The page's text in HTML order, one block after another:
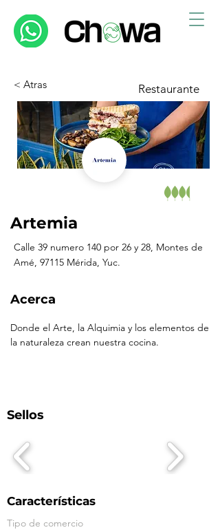
< Atras Restaurante
Artemia
Calle 39 numero 140 por 26 y 28, Montes de
Amé, 97115 Mérida, Yuc.
Acerca
Donde el Arte, la Alquimia y los elementos de
la naturaleza crean nuestra cocina.
Sellos
Características
Tipo de comercio